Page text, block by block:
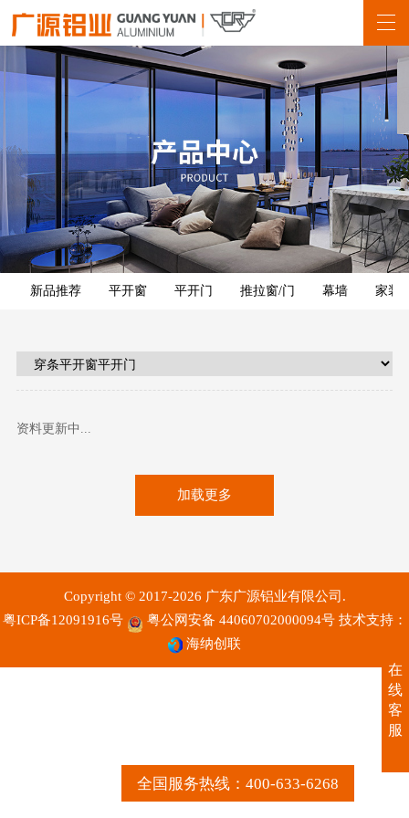
全国服务热线：400-633-6268
新品推荐 平开窗 平开门 推拉窗/门 幕墙 家装
资料更新中...
加载更多
Copyright © 2017-2026 广东广源铝业有限公司.
粤ICP备12091916号
粤公网安备 44060702000094号 技术支持：
海纳创联
在
线
客
服